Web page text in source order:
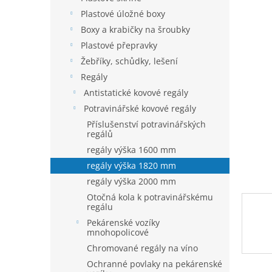
Plastové úložné boxy
Boxy a krabičky na šroubky
Plastové přepravky
Žebříky, schůdky, lešení
Regály
Antistatické kovové regály
Potravinářské kovové regály
Příslušenství potravinářských
regálů
regály výška 1600 mm
regály výška 1820 mm
regály výška 2000 mm
Otočná kola k potravinářskému
regálu
Pekárenské vozíky
mnohopolicové
Chromované regály na víno
Ochranné povlaky na pekárenské